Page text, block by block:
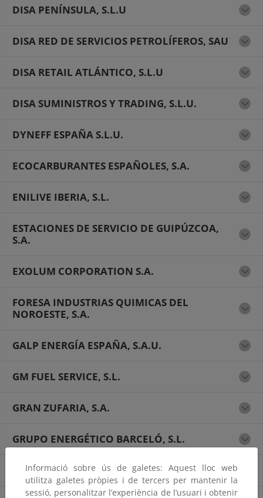
DISA PENÍNSULA, S.L.U
DISA RED DE SERVICIOS PETROLÍFEROS, SAU
DISA RETAIL ATLÁNTICO, S.L.U
DISA SUMINISTROS Y TRADING, S.L.U.
DYNEFF ESPAÑA S.L.U.
ECOCARBURANTES ESPAÑOLES, S.A.
ENILIVE IBERIA, S.L.
ESTACIONES DE SERVICIO DE GUIPÚZCOA,
S.A.
EXOLUM CORPORATION S.A.
FORESA INDUSTRIAS QUIMICAS DEL
NOROESTE, S.A.
GALP ENERGÍA ESPAÑA, S.A.U.
GM FUEL SERVICE, S.L.
GRAN ZUFARIA, S.A.
GRUPO ENERGÉTICO BARCELÓ, S.L.
GUNVOR MARTKETING ESPAÑA, S.L.U.
Informació sobre ús de galetes: Aquest lloc web
utilitza galetes pròpies i de tercers per mantenir la
sessió, personalitzar l’experiència de l’usuari i obtenir